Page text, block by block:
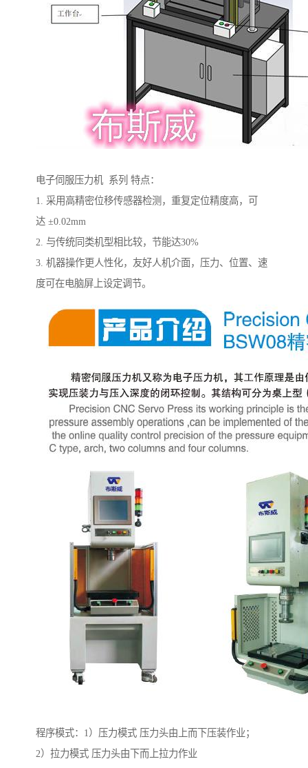
电子伺服压力机 系列 特点：
1. 采用高精密位移传感器检测，重复定位精度高，可
达 ±0.02mm
2. 与传统同类机型相比较，节能达30%
3. 机器操作更人性化，友好人机介面，压力、位置、速
度可在电脑屏上设定调节。
程序模式：1）压力模式 压力头由上而下压装作业；
2）拉力模式 压力头由下而上拉力作业